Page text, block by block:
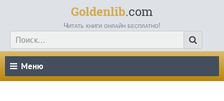
Goldenlib.com
Читать книги онлайн бесплатно!
Меню